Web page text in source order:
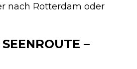
nach Rotterdam oder
–